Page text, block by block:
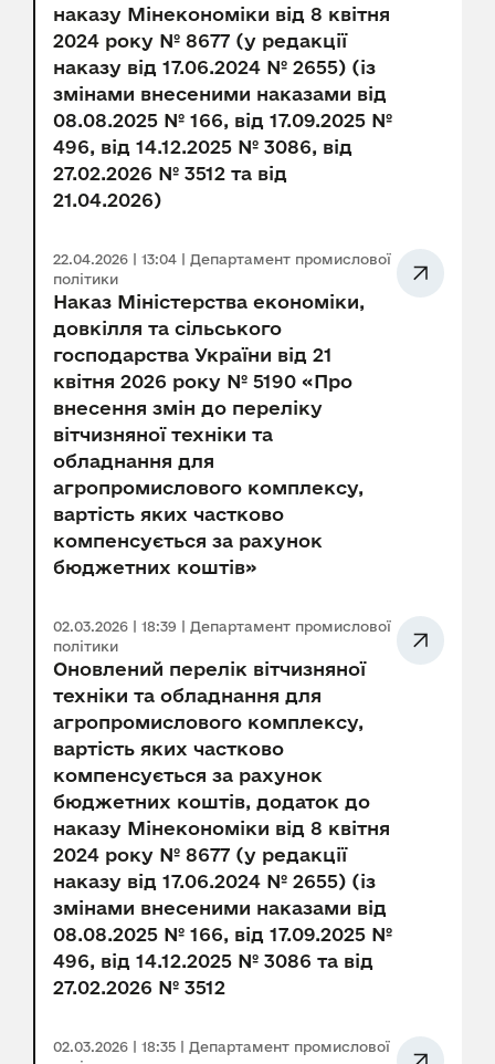
наказу Мінекономіки від 8 квітня
2024 року № 8677 (у редакції
наказу від 17.06.2024 № 2655) (із
змінами внесеними наказами від
08.08.2025 № 166, від 17.09.2025 №
496, від 14.12.2025 № 3086, від
27.02.2026 № 3512 та від
21.04.2026)
22.04.2026 | 13:04 | Департамент промислової
політики
Наказ Міністерства економіки,
довкілля та сільського
господарства України від 21
квітня 2026 року № 5190 «Про
внесення змін до переліку
вітчизняної техніки та
обладнання для
агропромислового комплексу,
вартість яких частково
компенсується за рахунок
бюджетних коштів»
02.03.2026 | 18:39 | Департамент промислової
політики
Оновлений перелік вітчизняної
техніки та обладнання для
агропромислового комплексу,
вартість яких частково
компенсується за рахунок
бюджетних коштів, додаток до
наказу Мінекономіки від 8 квітня
2024 року № 8677 (у редакції
наказу від 17.06.2024 № 2655) (із
змінами внесеними наказами від
08.08.2025 № 166, від 17.09.2025 №
496, від 14.12.2025 № 3086 та від
27.02.2026 № 3512
02.03.2026 | 18:35 | Департамент промислової